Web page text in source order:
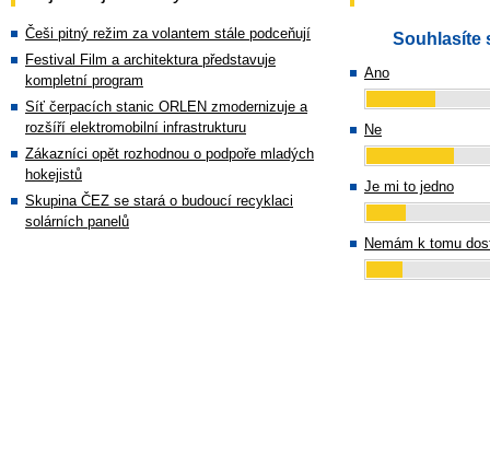
Češi pitný režim za volantem stále podceňují
Festival Film a architektura představuje
kompletní program
Síť čerpacích stanic ORLEN zmodernizuje a
rozšíří elektromobilní infrastrukturu
Zákazníci opět rozhodnou o podpoře mladých
hokejistů
Skupina ČEZ se stará o budoucí recyklaci
solárních panelů
Souhlasíte
Ano
Ne
Je mi to jedno
Nemám k tomu